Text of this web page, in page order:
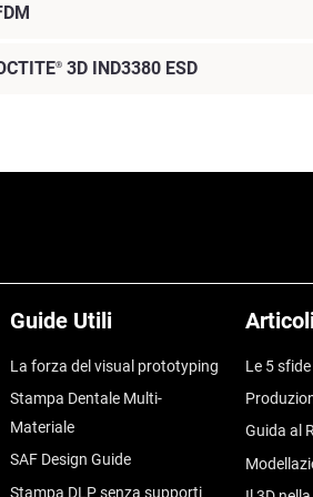
® 3D IND3380 ESD
Guide Utili
La forza del visual prototyping
Stampa Dentale Multi-
Materiale
SAF Design Guide
Stampa DLP senza supporti
Le 5
Guida al